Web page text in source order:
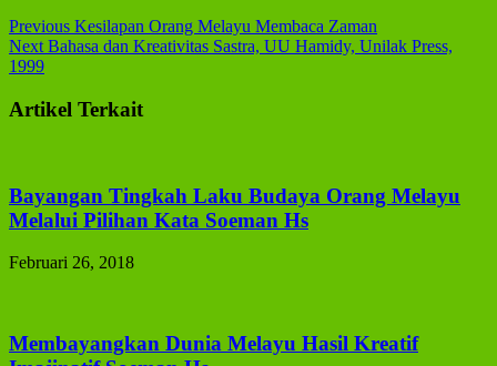
Previous Kesilapan Orang Melayu Membaca Zaman
Next Bahasa dan Kreativitas Sastra, UU Hamidy, Unilak Press,
1999
Artikel Terkait
Bayangan Tingkah Laku Budaya Orang Melayu
Melalui Pilihan Kata Soeman Hs
Februari 26, 2018
Membayangkan Dunia Melayu Hasil Kreatif